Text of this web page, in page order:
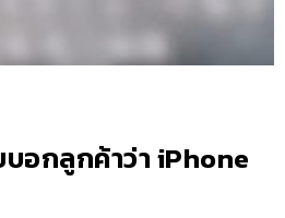
อกลูกค้าว่า iPhone